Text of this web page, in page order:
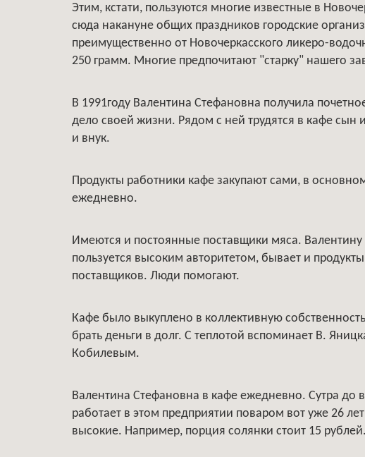
Этим, кстати, пользуются многие известные в
сюда накануне общих праздников городские
преимущественно от Новочеркасского ликеро-
250 грамм. Многие предпочитают "старку" нашего
В 1991году Валентина Стефановна получила
дело своей жизни. Рядом с ней трудятся в кафе сын
и внук.
Продукты работники кафе закупают сами, в
ежедневно.
Имеются и постоянные поставщики мяса.
пользуется высоким авторитетом, бывает и
поставщиков. Люди помогают.
Кафе было выкуплено в коллективную
брать деньги в долг. С теплотой вспоминает В.
Кобилевым.
Валентина Стефановна в кафе ежедневно. Сутра до
работает в этом предприятии поваром вот уже 26
высокие. Например, порция солянки стоит 15 рублей.